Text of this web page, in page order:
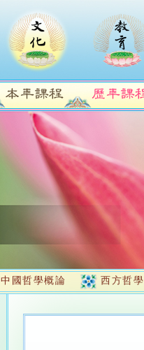
中國哲學概論 西方哲學